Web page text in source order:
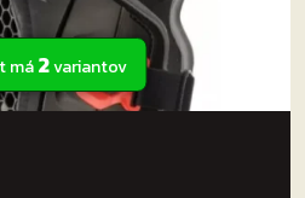
má2variantov